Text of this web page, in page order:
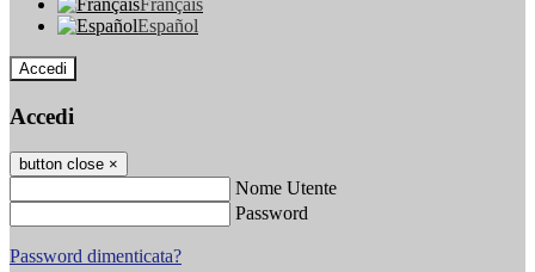
Français
Español
Accedi
Accedi
button close ×
Nome Utente
Password
Password dimenticata?